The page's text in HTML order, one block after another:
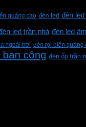
quảng cáo đèn led đèn
led trần nhà đèn led
ngoài trời đèn rọi biển quảng
công đèn ốp trần